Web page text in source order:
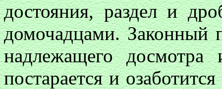
достояния, раздел и
домочадцами. Законный
надлежащего
постарается и